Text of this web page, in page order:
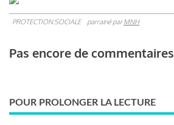
PROTECTION SOCIALE parrainé parMNH
Pas encore de commentaires
POUR PROLONGER LA LECTURE